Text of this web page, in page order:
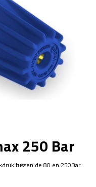
250 Bar
tussen de 80 en 250Bar